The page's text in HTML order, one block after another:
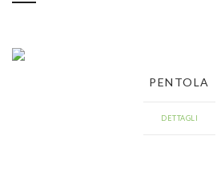
PENTOLA
DETTAGLI